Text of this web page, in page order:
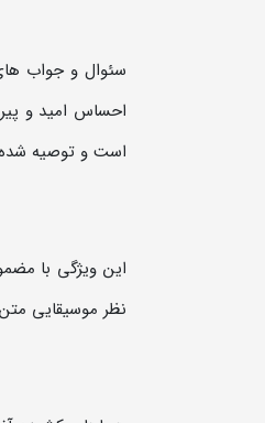
سئوال و جواب
احساس امید و
است و توصیه شده
این ویژگی با
نظر موسیقایی